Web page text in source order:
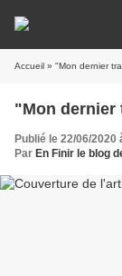
Accueil » "Mon dernier
"Mon dernier
Publié le 22/06/2020
Par En Finir le blog